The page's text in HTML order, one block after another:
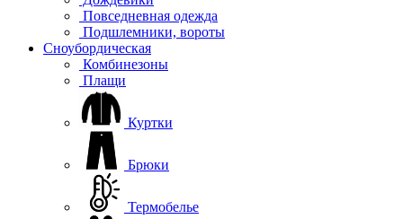
Повседневная одежда
Подшлемники, вороты
Сноубордическая
Комбинезоны
Плащи
Куртки
Брюки
Термобелье